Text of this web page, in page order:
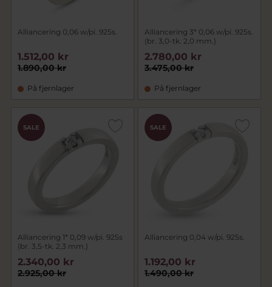
Alliancering 0,06 w/pi. 925s.
1.890,00 kr
1.512,00 kr
På fjernlager
Alliancering 3* 0,06 w/pi. 925s.
(br. 3,0-tk. 2,0 mm.)
3.475,00 kr
2.780,00 kr
På fjernlager
SALE
Alliancering 1* 0,09 w/pi. 925s
(br. 3,5-tk. 2,3 mm.)
2.925,00 kr
2.340,00 kr
SALE
Alliancering 0,04 w/pi. 925s.
1.490,00 kr
1.192,00 kr